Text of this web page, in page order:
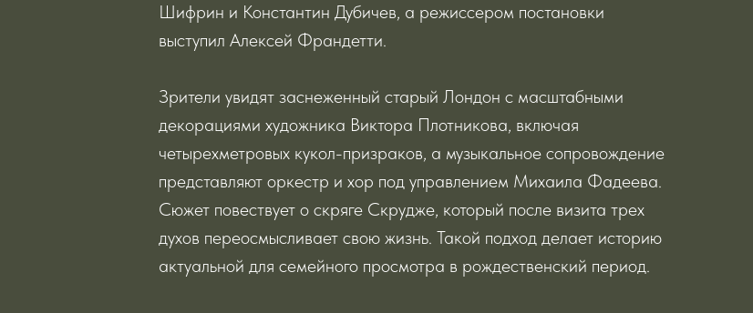
Шифрин и Константин Дубичев, а режиссером постановки
выступил Алексей Франдетти.
Зрители увидят заснеженный старый Лондон с масштабными
декорациями художника Виктора Плотникова, включая
четырехметровых кукол-призраков, а музыкальное сопровождение
представляют оркестр и хор под управлением Михаила Фадеева.
Сюжет повествует о скряге Скрудже, который после визита трех
духов переосмысливает свою жизнь. Такой подход делает историю
актуальной для семейного просмотра в рождественский период.